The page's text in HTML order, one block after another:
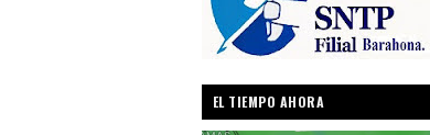
EL TIEMPO AHORA